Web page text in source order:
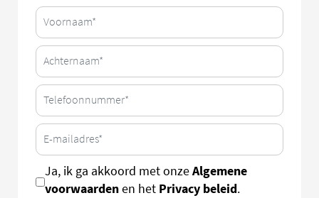
Ja, ik ga akkoord met onzeAlgemene
voorwaardenen het Privacy beleid.